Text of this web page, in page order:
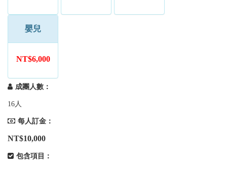
嬰兒
NT$6,000
成團人數：
16人
每人訂金：
NT$10,000
包含項目：